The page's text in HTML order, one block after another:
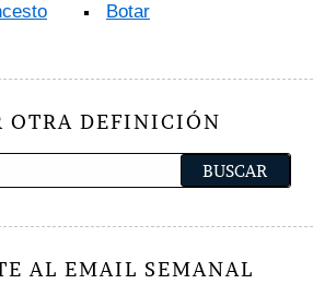
Botar
OTRA DEFINICIÓN
AL EMAIL SEMANAL